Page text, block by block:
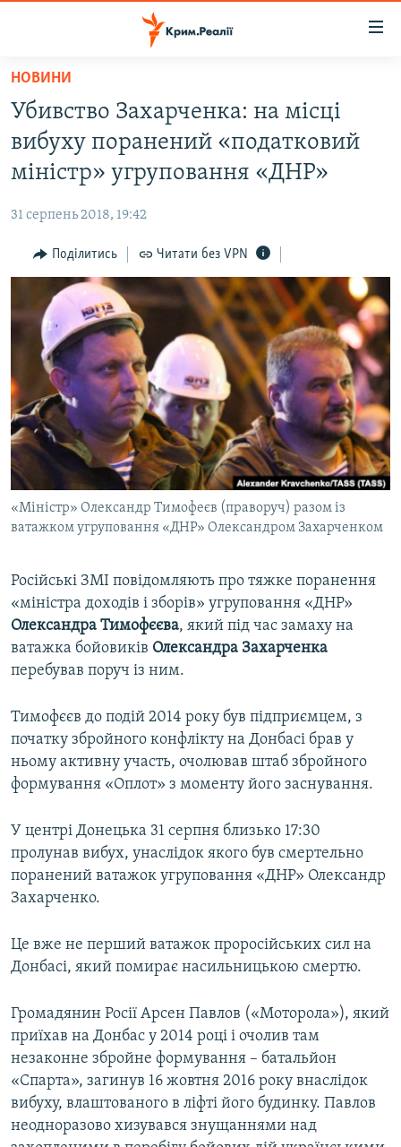
Перейти
основного
матеріалу
Перейти
до
основної
навігації
Перейти
до
пошуку
НОВИНИ
ВОДА.КРИМ
ВІДЕО ТА ФОТО
БЛОГИ
ПОГЛЯД
ІНТЕРВ'Ю
ВСЕ ЗА ДЕНЬ
СПЕЦПРОЕКТИ
ДЕПОРТАЦІЯ
ВІДЕОУРОКИ «ELIFBE»
СВІДЧЕННЯ ОКУПАЦІЇ
УКРАЇНСЬКА ПРОБЛЕМА КРИМУ
ІНФОГРАФІКА
ЯК ОБІЙТИ БЛОКУВАННЯ
Русский
Qırımtatar
ДОЛУЧАЙСЯ!
Усі сайти RFE/RL
НОВИНИ
Убивство Захарченка: на місці
вибуху поранений «податковий
міністр» угруповання «ДНР»
31 серпень 2018, 19:42
Поділитись Читати без VPN
«Міністр» Олександр Тимофеєв (праворуч) разом із
ватажком угруповання «ДНР» Олександром Захарченком
Російські ЗМІ повідомляють про тяжке поранення
«міністра доходів і зборів» угруповання «ДНР»
Олександра Тимофєєва, який під час замаху на
ватажка бойовиків Олександра Захарченка
перебував поруч із ним.
Тимофєєв до подій 2014 року був підприємцем, з
початку збройного конфлікту на Донбасі брав у
ньому активну участь, очолював штаб збройного
формування «Оплот» з моменту його заснування.
У центрі Донецька 31 серпня близько 17:30
пролунав вибух, унаслідок якого був смертельно
поранений ватажок угруповання «ДНР» Олександр
Захарченко.
Це вже не перший ватажок проросійських сил на
Донбасі, який помирає насильницькою смертю.
Громадянин Росії Арсен Павлов («Моторола»), який
приїхав на Донбас у 2014 році і очолив там
незаконне збройне формування – батальйон
«Спарта», загинув 16 жовтня 2016 року внаслідок
вибуху, влаштованого в ліфті його будинку. Павлов
неодноразово хизувався знущаннями над